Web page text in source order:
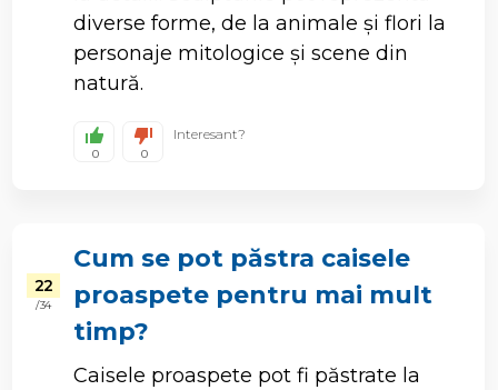
diverse forme, de la animale și flori la
personaje mitologice și scene din
natură.
0 0
Interesant?
22
/ 34
Cum se pot păstra caisele
proaspete pentru mai mult
timp?
Caisele proaspete pot fi păstrate la